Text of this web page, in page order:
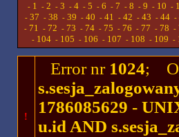
- 1 - 2 - 3 - 4 - 5 - 6 - 7 - 8 - 9 - 10 -
- 37 - 38 - 39 - 40 - 41 - 42 - 43 - 44-
- 71 - 72 - 73 - 74 - 75 - 76 - 77 - 78 -
- 104 - 105 - 106 - 107 - 108 - 109 -
!
Error nr 1024;
1786085629 -
u.id AND